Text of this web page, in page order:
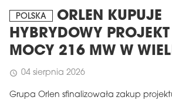
POLSKA
ORLEN KUPUJE
HYBRYDOWY
MOCY 216 MW W
schedule 04 sierpnia 2026
Grupa Orlen sfinalizowała zakup